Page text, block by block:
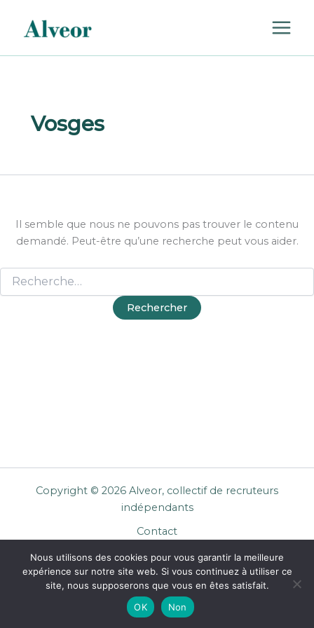
contenu
Vosges
Il semble que nous ne pouvons pas trouver le contenu
demandé. Peut-être qu’une recherche peut vous aider.
Copyright © 2026 Alveor, collectif de recruteurs
indépendants
Contact
Mentions légales
Confidentialité
CGU Entreprises
Nous utilisons des cookies pour vous garantir la meilleure
expérience sur notre site web. Si vous continuez à utiliser ce
site, nous supposerons que vous en êtes satisfait.
OK
Non